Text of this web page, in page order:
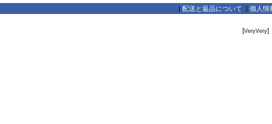
| 配送と返品について | 個人情
[VeryVery]